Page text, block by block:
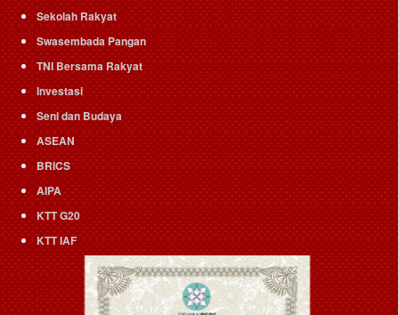
Sekolah Rakyat
Swasembada Pangan
TNI Bersama Rakyat
Investasi
Seni dan Budaya
ASEAN
BRICS
AIPA
KTT G20
KTT IAF